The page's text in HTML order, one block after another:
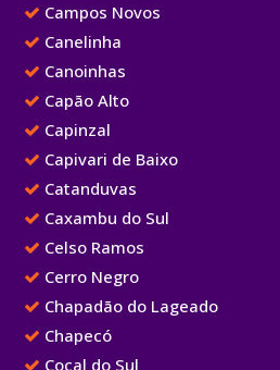
Campos Novos
Canelinha
Canoinhas
Capão Alto
Capinzal
Capivari de Baixo
Catanduvas
Caxambu do Sul
Celso Ramos
Cerro Negro
Chapadão do Lageado
Chapecó
Cocal do Sul